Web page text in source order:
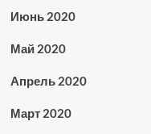
Июнь 2020
Май 2020
Апрель 2020
Март 2020